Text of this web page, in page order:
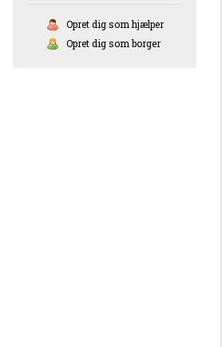
Opret dig som hjælper
Opret dig som borger